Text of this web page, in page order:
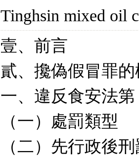
Tinghsin mixed oil
壹、前言
貳、攙偽假冒罪
一、違反食安法
（一）處罰類型
（二）先行政後